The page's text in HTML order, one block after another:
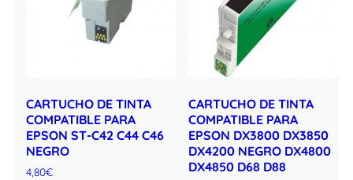
CARTUCHO DE TINTA
COMPATIBLE PARA
EPSON ST-C42 C44 C46
NEGRO
4,80€
CARTUCHO DE TINTA
COMPATIBLE PARA
EPSON DX3800 DX3850
DX4200 NEGRO DX4800
DX4850 D68 D88